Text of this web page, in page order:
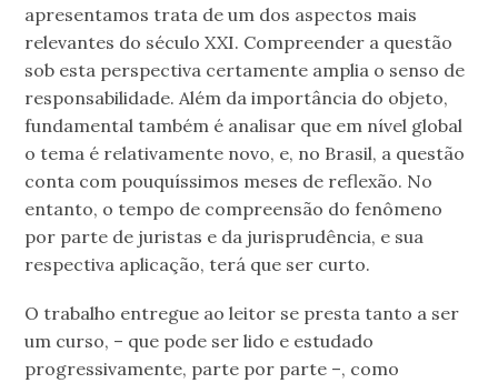
apresentamos trata de um dos aspectos mais
relevantes do século XXI. Compreender a questão
sob esta perspectiva certamente amplia o senso de
responsabilidade. Além da importância do objeto,
fundamental também é analisar que em nível global
o tema é relativamente novo, e, no Brasil, a questão
conta com pouquíssimos meses de reflexão. No
entanto, o tempo de compreensão do fenômeno
por parte de juristas e da jurisprudência, e sua
respectiva aplicação, terá que ser curto.
O trabalho entregue ao leitor se presta tanto a ser
um curso, – que pode ser lido e estudado
progressivamente, parte por parte –, como